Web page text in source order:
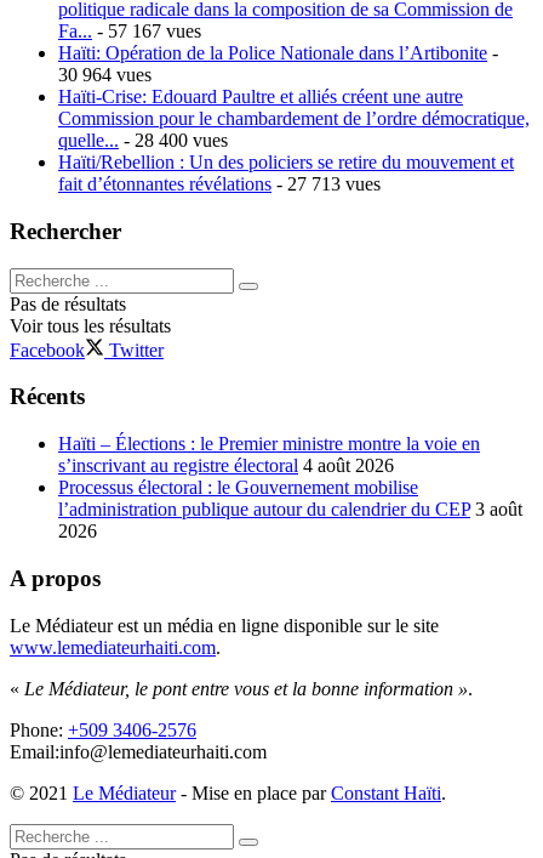
politique radicale dans la composition de sa Commission de
Fa... - 57 167 vues
Haïti: Opération de la Police Nationale dans l’Artibonite -
30 964 vues
Haïti-Crise: Edouard Paultre et alliés créent une autre
Commission pour le chambardement de l’ordre démocratique,
quelle... - 28 400 vues
Haïti/Rebellion : Un des policiers se retire du mouvement et
fait d’étonnantes révélations - 27 713 vues
Rechercher
Pas de résultats
Voir tous les résultats
Facebook
Twitter
Récents
Haïti – Élections : le Premier ministre montre la voie en
s’inscrivant au registre électoral 4 août 2026
Processus électoral : le Gouvernement mobilise
l’administration publique autour du calendrier du CEP 3 août
2026
A propos
Le Médiateur est un média en ligne disponible sur le site
www.lemediateurhaiti.com.
« Le Médiateur, le pont entre vous et la bonne information ».
Phone: +509 3406-2576
Email:info@lemediateurhaiti.com
© 2021 Le Médiateur- Mise en place parConstant Haïti.